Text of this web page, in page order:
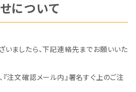
について
いましたら、下記連絡先までお願いいた
注文確認メール内』署名すぐ上のご注